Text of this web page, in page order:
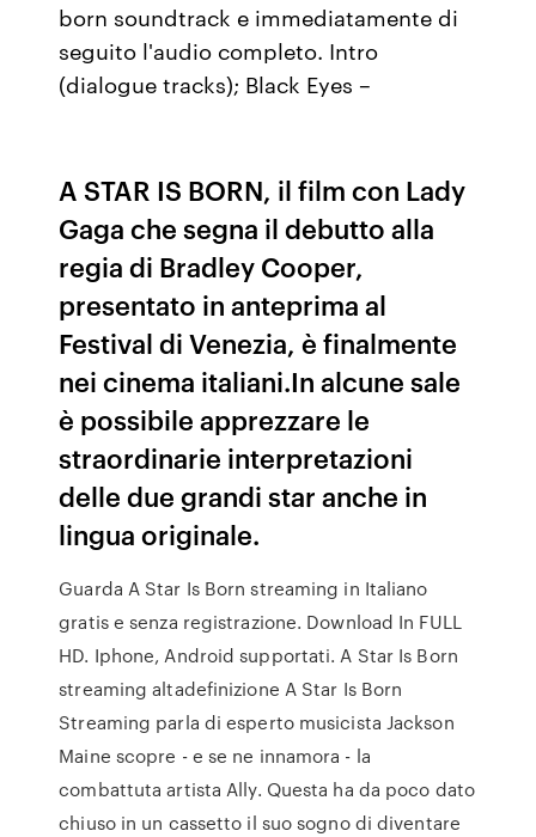
born soundtrack e immediatamente di
seguito l'audio completo. Intro
(dialogue tracks); Black Eyes –
A STAR IS BORN, il film con Lady
Gaga che segna il debutto alla
regia di Bradley Cooper,
presentato in anteprima al
Festival di Venezia, è finalmente
nei cinema italiani.In alcune sale
è possibile apprezzare le
straordinarie interpretazioni
delle due grandi star anche in
lingua originale.
Guarda A Star Is Born streaming in Italiano
gratis e senza registrazione. Download In FULL
HD. Iphone, Android supportati. A Star Is Born
streaming altadefinizione A Star Is Born
Streaming parla di esperto musicista Jackson
Maine scopre - e se ne innamora - la
combattuta artista Ally. Questa ha da poco dato
chiuso in un cassetto il suo sogno di diventare